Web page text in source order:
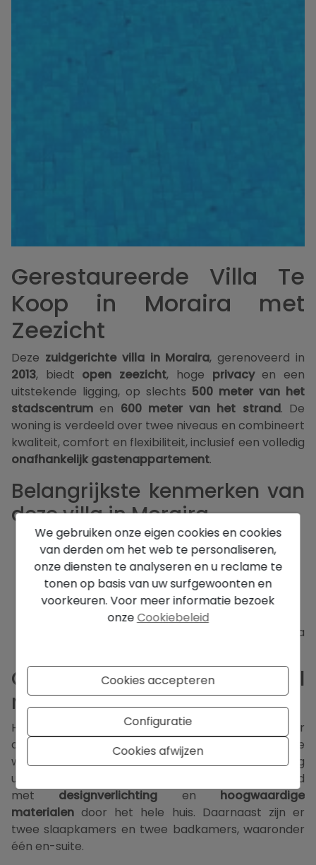
Gerestaureerde Villa Te
Koop in Moraira met
Zeezicht
Deze zuidgerichte villa in Moraira, gerenoveerd in
2013, biedt open zeezicht, hoge privacyen een
uitstekende ligging, op slechts 500 meter van het
stadscentrum en 600 meter van het strand. De
woning is verdeeld over twee niveaus en combineert
kwaliteit, comfort en flexibiliteit, inclusief een volledig
onafhankelijk gastenappartement.
Belangrijkste kenmerken van
deze villa in Moraira
Gerenoveerd in 2013
Zuidgerichte ligging
Zeezicht vanuit het hoofdgebouw
Op loopafstand van centrum en strand
Privézwembad van 6 x 12 meter
Afzonderlijk gastenappartement
Garage en parkeergelegenheid voor 2 extra
Ontworpen voor comfortabel
mediterraan wonen
Het hoofdgebouw is doordacht ingedeeld voor
dagelijks comfort. Het beschikt over een lichte
woonkamer, aparte eetruimte en een volledig
uitgeruste keuken met
, aangevuld
met designverlichting en hoogwaardige
materialen door het hele huis. Daarnaast zijn er
twee slaapkamers en twee badkamers, waaronder
één en-suite.
We gebruiken onze eigen cookies en cookies
van derden om het web te personaliseren,
onze diensten te analyseren en u reclame te
tonen op basis van uw surfgewoonten en
voorkeuren. Voor meer informatie bezoek
onzeCookiebeleid
Cookies accepteren
Configuratie
Cookies afwijzen